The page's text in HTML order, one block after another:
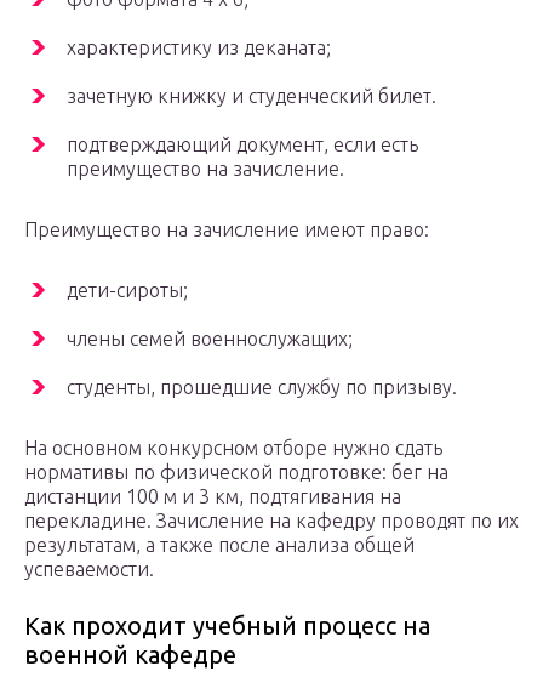
характеристику из деканата;
зачетную книжку и студенческий билет.
подтверждающий документ, если есть
преимущество на зачисление.
Преимущество на зачисление имеют право:
дети-сироты;
члены семей военнослужащих;
студенты, прошедшие службу по призыву.
На основном конкурсном отборе нужно сдать
нормативы по физической подготовке: бег на
дистанции 100 м и 3 км, подтягивания на
перекладине. Зачисление на кафедру проводят по их
результатам, а также после анализа общей
успеваемости.
Как проходит учебный процесс на
военной кафедре